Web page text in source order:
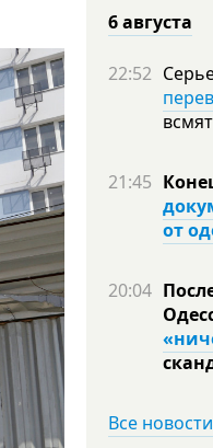
6 августа
22:52
21:45
от
20:04
Все